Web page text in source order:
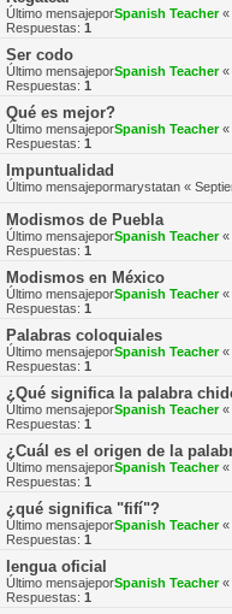
Último mensajeporSpanish Teacher«
Respuestas: 1
Ser codo
Último mensajeporSpanish Teacher«
Respuestas: 1
Qué es mejor?
Último mensajeporSpanish Teacher«
Respuestas: 1
Impuntualidad
Último mensajepormarystatan «
Modismos de Puebla
Último mensajeporSpanish Teacher«
Respuestas: 1
Modismos en México
Último mensajeporSpanish Teacher«
Respuestas: 1
Palabras coloquiales
Último mensajeporSpanish Teacher«
Respuestas: 1
¿Qué significa la palabra
Último mensajeporSpanish Teacher«
Respuestas: 1
¿Cuál es el origen de la
Último mensajeporSpanish Teacher«
Respuestas: 1
¿qué significa "fifí"?
Último mensajeporSpanish Teacher«
Respuestas: 1
lengua oficial
Último mensajeporSpanish Teacher«
Respuestas: 1